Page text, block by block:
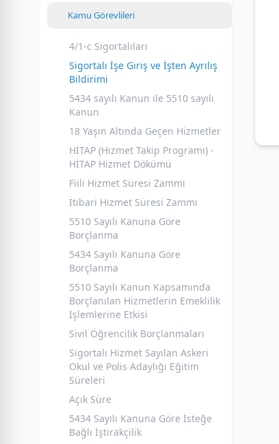
Kamu Görevlileri
4/1-c Sigortalıları
Sigortalı İşe Giriş ve İşten Ayrılış
Bildirimi
5434 sayılı Kanun ile 5510 sayılı
Kanun
18 Yaşın Altında Geçen Hizmetler
HİTAP (Hizmet Takip Programı) -
HİTAP Hizmet Dökümü
Fiili Hizmet Süresi Zammı
İtibari Hizmet Süresi Zammı
5510 Sayılı Kanuna Göre
Borçlanma
5434 Sayılı Kanuna Göre
Borçlanma
5510 Sayılı Kanun Kapsamında
Borçlanılan Hizmetlerin Emeklilik
İşlemlerine Etkisi
Sivil Öğrencilik Borçlanmaları
Sigortalı Hizmet Sayılan Askeri
Okul ve Polis Adaylığı Eğitim
Süreleri
Açık Süre
5434 Sayılı Kanuna Göre İsteğe
Bağlı İştirakçilik